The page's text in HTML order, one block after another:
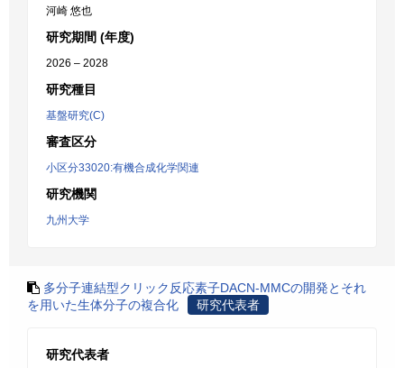
河崎 悠也
研究期間 (年度)
2026 – 2028
研究種目
基盤研究(C)
審査区分
小区分33020:有機合成化学関連
研究機関
九州大学
多分子連結型クリック反応素子DACN-MMCの開発とそれ
を用いた生体分子の複合化
研究代表者
研究代表者